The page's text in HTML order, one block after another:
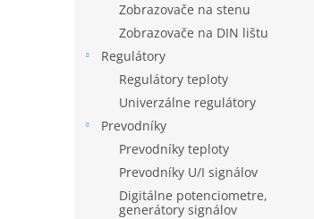
Zobrazovače na stenu
Zobrazovače na DIN lištu
Regulátory
Regulátory teploty
Univerzálne regulátory
Prevodníky
Prevodníky teploty
Prevodníky U/I signálov
Digitálne potenciometre,
generátory signálov